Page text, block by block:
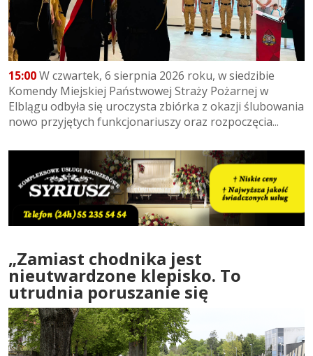
15:00W czwartek, 6 sierpnia 2026 roku, w siedzibie
Komendy Miejskiej Państwowej Straży Pożarnej w
Elblągu odbyła się uroczysta zbiórka z okazji ślubowania
nowo przyjętych funkcjonariuszy oraz rozpoczęcia...
„Zamiast chodnika jest
nieutwardzone klepisko. To
utrudnia poruszanie się